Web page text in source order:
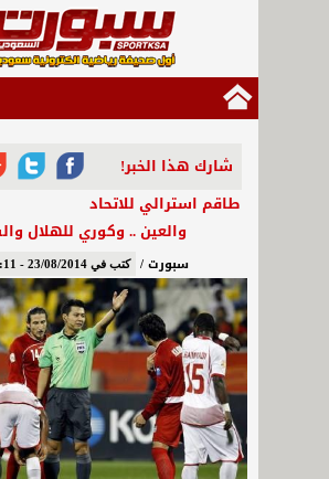
شارك هذا الخبر!
طاقم استرالي للاتحاد
والعين .. وكوري للهلال
سبورت / كتب في 23/08/2014 - 7:11 م